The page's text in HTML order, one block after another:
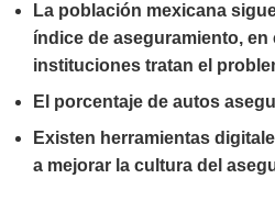
La población mexicana
índice de aseguramiento,
instituciones tratan el
El porcentaje de autos
Existen herramientas
a mejorar la cultura del